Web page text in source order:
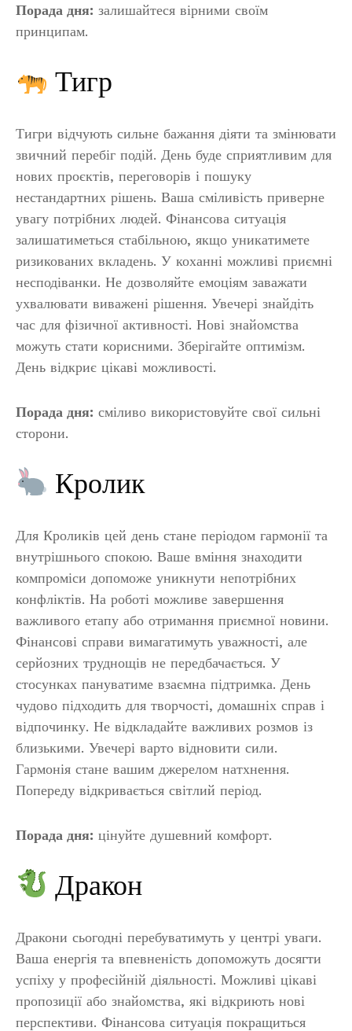
Порада дня: залишайтеся вірними своїм
принципам.
Тигр
Тигри відчують сильне бажання діяти та змінювати
звичний перебіг подій. День буде сприятливим для
нових проєктів, переговорів і пошуку
нестандартних рішень. Ваша сміливість приверне
увагу потрібних людей. Фінансова ситуація
залишатиметься стабільною, якщо уникатимете
ризикованих вкладень. У коханні можливі приємні
несподіванки. Не дозволяйте емоціям заважати
ухвалювати виважені рішення. Увечері знайдіть
час для фізичної активності. Нові знайомства
можуть стати корисними. Зберігайте оптимізм.
День відкриє цікаві можливості.
Порада дня: сміливо використовуйте свої сильні
сторони.
Кролик
Для Кроликів цей день стане періодом гармонії та
внутрішнього спокою. Ваше вміння знаходити
компроміси допоможе уникнути непотрібних
конфліктів. На роботі можливе завершення
важливого етапу або отримання приємної новини.
Фінансові справи вимагатимуть уважності, але
серйозних труднощів не передбачається. У
стосунках пануватиме взаємна підтримка. День
чудово підходить для творчості, домашніх справ і
відпочинку. Не відкладайте важливих розмов із
близькими. Увечері варто відновити сили.
Гармонія стане вашим джерелом натхнення.
Попереду відкривається світлий період.
Порада дня: цінуйте душевний комфорт.
Дракон
Дракони сьогодні перебуватимуть у центрі уваги.
Ваша енергія та впевненість допоможуть досягти
успіху у професійній діяльності. Можливі цікаві
пропозиції або знайомства, які відкриють нові
перспективи. Фінансова ситуація покращиться